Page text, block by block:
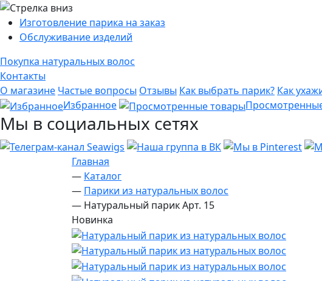
Изготовление парика на заказ
Обслуживание изделий
Покупка натуральных волос
Контакты
О магазине Частые вопросы Отзывы Как выбрать парик? Как
Избранное
Мы в социальных сетях
Главная
— Каталог
— Парики из натуральных волос
— Натуральный парик Арт. 15
Новинка